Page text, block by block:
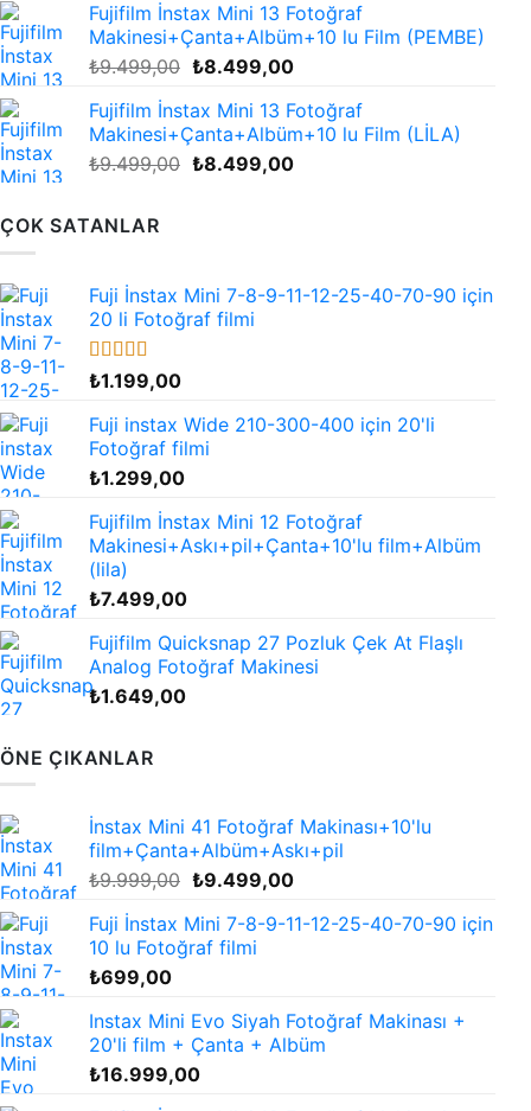
₺9.499,00. fiyat:
₺8.499,00.
Fujifilm İnstax Mini 13 Fotoğraf
Makinesi+Çanta+Albüm+10 lu Film (PEMBE)
₺9.499,00 Orijinal
₺9.499,00.
₺8.499,00Şu
fiyat:
₺8.499,00.
Fujifilm İnstax Mini 13 Fotoğraf
Makinesi+Çanta+Albüm+10 lu Film (LİLA)
₺9.499,00 Orijinal
₺8.499,00Şu
ÇOK SATANLAR
Fuji İnstax Mini 7-8-9-11-12-25-40-70-90 için
20 li Fotoğraf filmi
5 üzerinden
oy aldı
₺1.199,00
Fuji instax Wide 210-300-400 için 20'li
Fotoğraf filmi
₺1.299,00
Fujifilm İnstax Mini 12 Fotoğraf
Makinesi+Askı+pil+Çanta+10'lu film+Albüm
(lila)
₺7.499,00
Fujifilm Quicksnap 27 Pozluk Çek At Flaşlı
Analog Fotoğraf Makinesi
₺1.649,00
ÖNE ÇIKANLAR
İnstax Mini 41 Fotoğraf Makinası+10'lu
film+Çanta+Albüm+Askı+pil
₺9.999,00 Orijinal
₺9.999,00.
₺9.499,00Şu
fiyat:
Fuji İnstax Mini 7-8-9-11-12-25-40-70-90 için
10 lu Fotoğraf filmi
₺699,00
Instax Mini Evo Siyah Fotoğraf Makinası +
20'li film + Çanta + Albüm
₺16.999,00